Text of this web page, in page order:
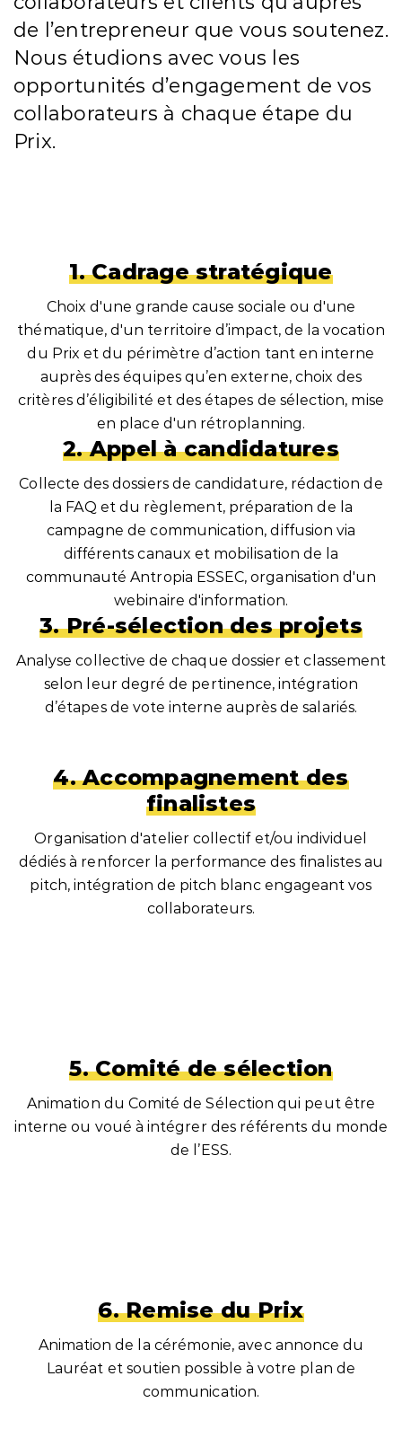
de l’entrepreneur que vous soutenez.
Nous étudions avec vous les
opportunités d’engagement de vos
collaborateurs à chaque étape du
Prix.
1. Cadrage stratégique
Choix d'une grande cause sociale ou d'une
thématique, d'un territoire d’impact, de la vocation
du Prix et du périmètre d’action tant en interne
auprès des équipes qu’en externe, choix des
critères d’éligibilité et des étapes de sélection, mise
en place d'un rétroplanning.
2. Appel à candidatures
Collecte des dossiers de candidature, rédaction de
la FAQ et du règlement, préparation de la
campagne de communication, diffusion via
différents canaux et mobilisation de la
communauté Antropia ESSEC, organisation d'un
webinaire d'information.
3. Pré-sélection des projets
Analyse collective de chaque dossier et classement
selon leur degré de pertinence, intégration
d’étapes de vote interne auprès de salariés.
4. Accompagnement des
finalistes
Organisation d'atelier collectif et/ou individuel
dédiés à renforcer la performance des finalistes au
pitch, intégration de pitch blanc engageant vos
collaborateurs.
5. Comité de sélection
Animation du Comité de Sélection qui peut être
interne ou voué à intégrer des référents du monde
de l’ESS.
6. Remise du Prix
Animation de la cérémonie, avec annonce du
Lauréat et soutien possible à votre plan de
communication.